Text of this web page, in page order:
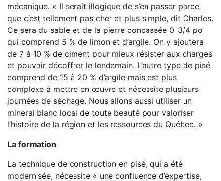
mécanique. « Il serait illogique de s’en passer parce
que c’est tellement pas cher et plus simple, dit Charles.
Ce sera du sable et de la pierre concassée 0-3/4 po
qui comprend 5 % de limon et d’argile. On y ajoutera
de 7 à 10 % de ciment pour mieux résister aux charges
et pouvoir décoffrer le lendemain. L’autre type de pisé
comprend de 15 à 20 % d’argile mais est plus
complexe à mettre en œuvre et nécessite plusieurs
journées de séchage. Nous allons aussi utiliser un
minerai blanc local de toute beauté pour valoriser
l’histoire de la région et les ressources du Québec. »
La formation
La technique de construction en pisé, qui a été
modernisée, nécessite « une confluence d’expertise,